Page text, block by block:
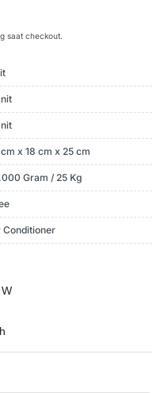
saat checkout.
x 18 cm x 25 cm
Gram / 25 Kg
Conditioner